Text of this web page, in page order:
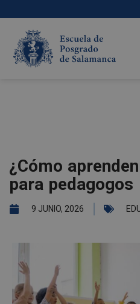
¿Cómo
para pedagogos
9 JUNIO, 2026